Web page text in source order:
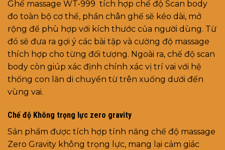
Ghế massage WT-999 tích hợp chế độ Scan body
đo toàn bộ cơ thể, phần chân ghế sẽ kéo dài, mở
rộng để phù hợp với kích thước của người dùng. Từ
đó sẽ đưa ra gợi ý các bài tập và cường độ massage
thích hợp cho từng đối tượng. Ngoài ra, chế độ scan
body còn giúp xác định chính xác vị trí vai với hệ
thống con lăn di chuyển từ trên xuống dưới đến
vùng vai.
Chế độ Không trọng lực zero gravity
Sản phẩm được tích hợp tính năng chế độ massage
Zero Gravity không trọng lực, mang lại cảm giác